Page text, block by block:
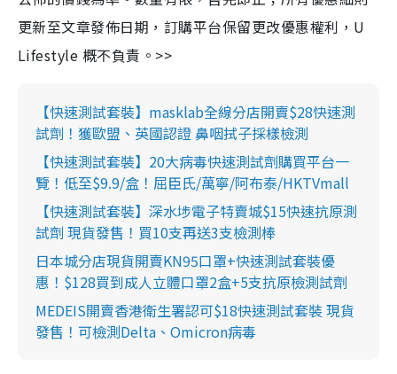
更新至文章發佈日期，訂購平台保留更改優惠權利，U
Lifestyle 概不負責。>>
【快速測試套裝】masklab全線分店開賣$28快速測
試劑！獲歐盟、英國認證 鼻咽拭子採樣檢測
【快速測試套裝】20大病毒快速測試劑購買平台一
覽！低至$9.9/盒！屈臣氏/萬寧/阿布泰/HKTVmall
【快速測試套裝】深水埗電子特賣城$15快速抗原測
試劑 現貨發售！買10支再送3支檢測棒
日本城分店現貨開賣KN95口罩+快速測試套裝優
惠！$128買到成人立體口罩2盒+5支抗原檢測試劑
MEDEIS開賣香港衛生署認可$18快速測試套裝 現貨
發售！可檢測Delta、Omicron病毒